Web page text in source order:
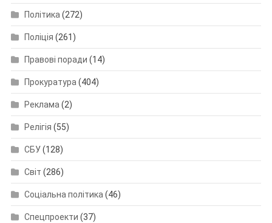
Політика (272)
Поліція (261)
Правові поради (14)
Прокуратура (404)
Реклама (2)
Релігія (55)
СБУ(128)
Світ (286)
Соціальна політика (46)
Спецпроекти (37)